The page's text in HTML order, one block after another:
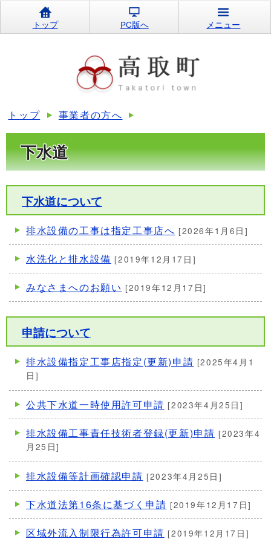
トップ PC版へ メニュー
トップ 事業者の方へ
下水道
下水道について
排水設備の工事は指定工事店へ [2026年1月6日]
水洗化と排水設備 [2019年12月17日]
みなさまへのお願い [2019年12月17日]
申請について
排水設備指定工事店指定(更新)申請 [2025年4月1
日]
公共下水道一時使用許可申請 [2023年4月25日]
排水設備工事責任技術者登録(更新)申請 [2023年4
月25日]
排水設備等計画確認申請 [2023年4月25日]
下水道法第16条に基づく申請 [2019年12月17日]
区域外流入制限行為許可申請 [2019年12月17日]